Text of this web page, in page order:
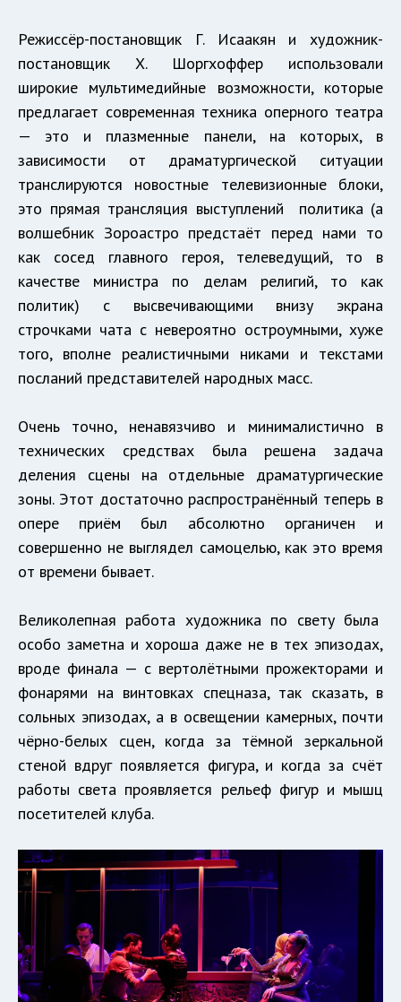
Режиссёр-постановщик Г. Исаакян и художник-
постановщик Х. Шоргхоффер использовали
широкие мультимедийные возможности, которые
предлагает современная техника оперного театра
— это и плазменные панели, на которых, в
зависимости от драматургической ситуации
транслируются новостные телевизионные блоки,
это прямая трансляция выступлений политика (а
волшебник Зороастро предстаёт перед нами то
как сосед главного героя, телеведущий, то в
качестве министра по делам религий, то как
политик) с высвечивающими внизу экрана
строчками чата с невероятно остроумными, хуже
того, вполне реалистичными никами и текстами
посланий представителей народных масс.
Очень точно, ненавязчиво и минималистично в
технических средствах была решена задача
деления сцены на отдельные драматургические
зоны. Этот достаточно распространённый теперь в
опере приём был абсолютно органичен и
совершенно не выглядел самоцелью, как это время
от времени бывает.
Великолепная работа художника по свету была
особо заметна и хороша даже не в тех эпизодах,
вроде финала — с вертолётными прожекторами и
фонарями на винтовках спецназа, так сказать, в
сольных эпизодах, а в освещении камерных, почти
чёрно-белых сцен, когда за тёмной зеркальной
стеной вдруг появляется фигура, и когда за счёт
работы света проявляется рельеф фигур и мышц
посетителей клуба.